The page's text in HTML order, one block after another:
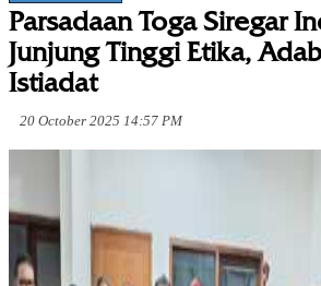
Parsadaan Toga Siregar
Junjung Tinggi Etika,
Istiadat
20 October 2025 14:57 PM